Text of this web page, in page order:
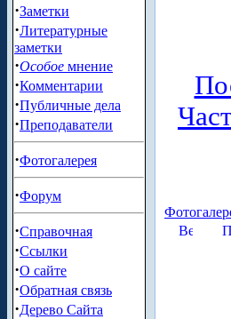
·Заметки
·Литературные
заметки
·Особое мнение
·Комментарии
·Публичные дела
·Преподаватели
·Фотогалерея
·Форум
·Справочная
·Ссылки
·О сайте
·Обратная связь
·Дерево Сайта